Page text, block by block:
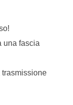
una fascia
trasmissione